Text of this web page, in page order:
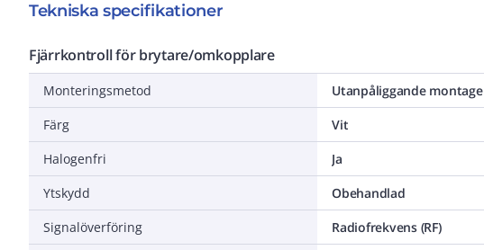
Tekniska specifikationer
Fjärrkontroll för brytare/omkopplare
Monteringsmetod
Utanpåliggande montage
Färg
Vit
Halogenfri
Ja
Ytskydd
Obehandlad
Signalöverföring
Radiofrekvens (RF)